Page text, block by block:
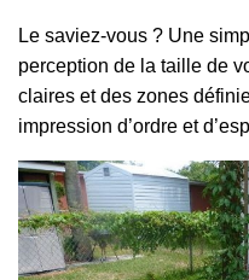
Le saviez-vous ? Une
perception de la taille de
claires et des zones
impression d’ordre et